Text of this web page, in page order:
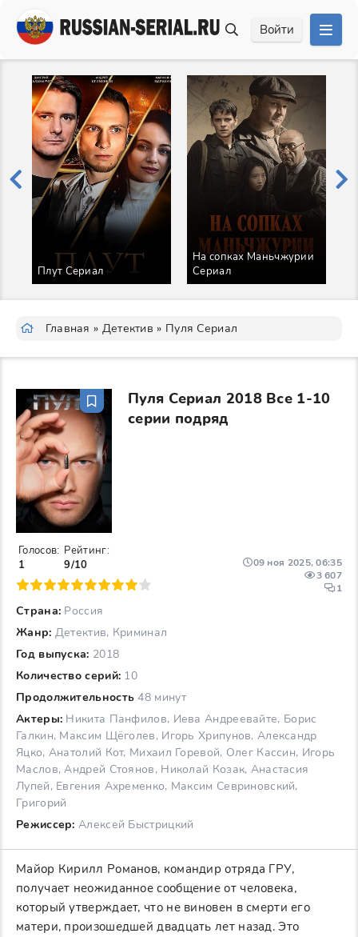
Войти
Плут Сериал
На сопках Маньчжурии
Сериал
Главная » Детектив » Пуля Сериал
Пуля Сериал 2018 Все 1-10
серии подряд
Страна: Россия
Жанр: Детектив, Криминал
Год выпуска: 2018
Количество серий: 10
Продолжительность 48 минут
Актеры: Никита Панфилов, Иева Андреевайте, Борис
Галкин, Максим Щёголев, Игорь Хрипунов, Александр
Яцко, Анатолий Кот, Михаил Горевой, Олег Кассин, Игорь
Маслов, Андрей Стоянов, Николай Козак, Анастасия
Лупей, Евгения Ахременко, Максим Севриновский,
Григорий
Режиссер: Алексей Быстрицкий
09 ноя 2025, 06:35
3 607
1
Голосов:
1
Рейтинг:
9/10
7 8 9 10
Майор Кирилл Романов, командир отряда ГРУ,
получает неожиданное сообщение от человека,
который утверждает, что не виновен в смерти его
матери, произошедшей двадцать лет назад. Это